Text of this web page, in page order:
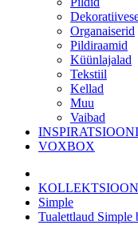
Organaiserid
Pildiraamid
Küünlajalad
Tekstiil
Kellad
Muu
Vaibad
VOXBOX
Simple
Tualettlaud